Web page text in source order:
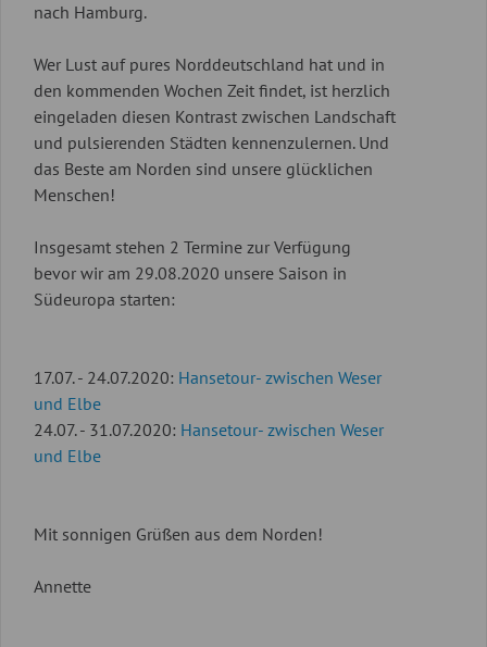
nach Hamburg.
Wer Lust auf pures Norddeutschland hat und in
den kommenden Wochen Zeit findet, ist herzlich
eingeladen diesen Kontrast zwischen Landschaft
und pulsierenden Städten kennenzulernen. Und
das Beste am Norden sind unsere glücklichen
Menschen!
Insgesamt stehen 2 Termine zur Verfügung
bevor wir am 29.08.2020 unsere Saison in
Südeuropa starten:
17.07. - 24.07.2020: Hansetour- zwischen Weser
und Elbe
24.07. - 31.07.2020: Hansetour- zwischen Weser
und Elbe
Mit sonnigen Grüßen aus dem Norden!
Annette